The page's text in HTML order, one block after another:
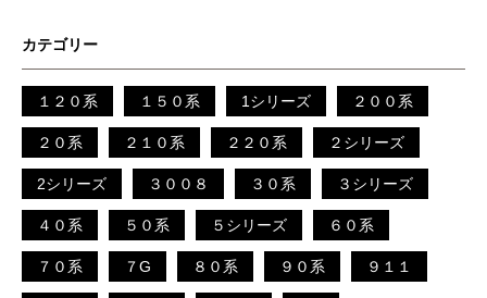
カテゴリー
１２０系 １５０系 1シリーズ ２００系
２０系 ２１０系 ２２０系 ２シリーズ
2シリーズ ３００８ ３０系 ３シリーズ
４０系 ５０系 ５シリーズ ６０系
７０系 ７G ８０系 ９０系 ９１１